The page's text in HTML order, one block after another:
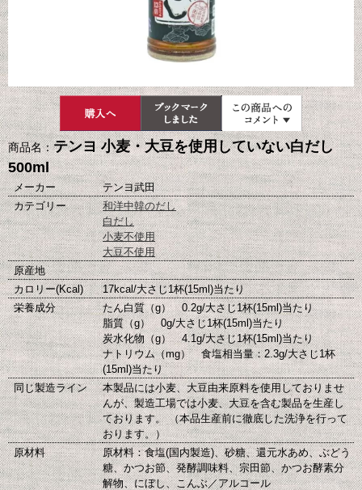
商品名：テンヨ 小麦・大豆を使用していない白だし
500ml
メーカー
テンヨ武田
カテゴリー
和洋中韓のだし
白だし
小麦不使用
大豆不使用
原産地
カロリー(Kcal)
17kcal/大さじ1杯(15ml)当たり
栄養成分
たん白質（g） 0.2g/大さじ1杯(15ml)当たり
脂質（g） 0g/大さじ1杯(15ml)当たり
炭水化物（g） 4.1g/大さじ1杯(15ml)当たり
ナトリウム（mg） 食塩相当量：2.3g/大さじ1杯
(15ml)当たり
同じ製造ライン
本製品には小麦、大豆由来原料を使用しておりませ
んが、製造工場では小麦、大豆を含む製品を生産し
ております。 （本品生産前に徹底した洗浄を行って
おります。）
原材料
原材料：食塩(国内製造)、砂糖、還元水あめ、ぶどう
糖、かつお節、発酵調味料、宗田節、かつお酵素分
解物、にぼし、こんぶ／アルコール